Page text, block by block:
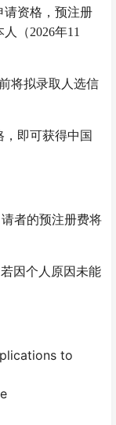
请资格，预注册
人（2026年11
将拟录取人选信
即可获得中国
者的预注册费将
；
因个人原因未能
to